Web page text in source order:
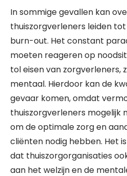
In sommige gevallen kan
thuiszorgverleners leiden
burn-out. Het constant
moeten reageren op
tol eisen van zorgverleners,
mentaal. Hierdoor kan de
gevaar komen, omdat
thuiszorgverleners mogelijk
om de optimale zorg en
cliënten nodig hebben. Het
dat thuiszorgorganisaties
aan het welzijn en de